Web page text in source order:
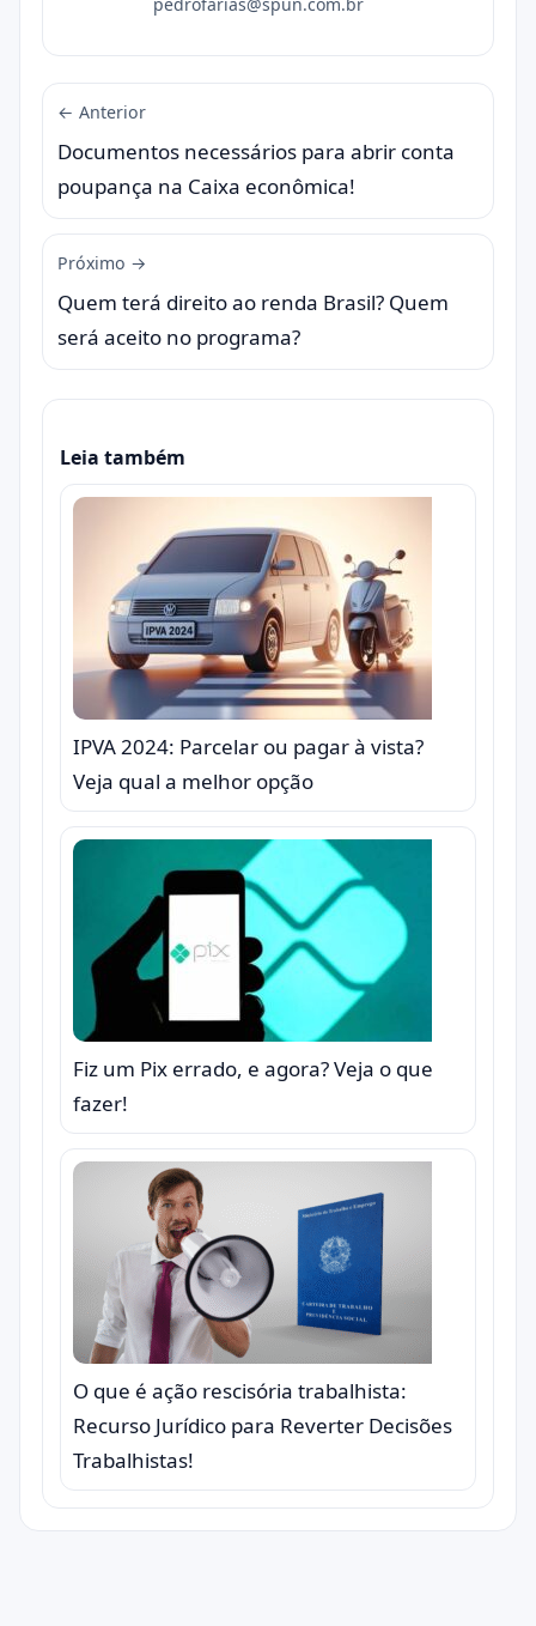
← Anterior
Documentos necessários para abrir conta
poupança na Caixa econômica!
Próximo →
Quem terá direito ao renda Brasil? Quem
será aceito no programa?
Leia também
IPVA 2024: Parcelar ou pagar à vista?
Veja qual a melhor opção
Fiz um Pix errado, e agora? Veja o que
fazer!
O que é ação rescisória trabalhista:
Recurso Jurídico para Reverter Decisões
Trabalhistas!